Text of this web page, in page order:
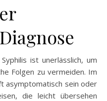
ist unerlässlich, um
Folgen zu vermeiden. Im
asymptomatisch sein oder
die leicht übersehen